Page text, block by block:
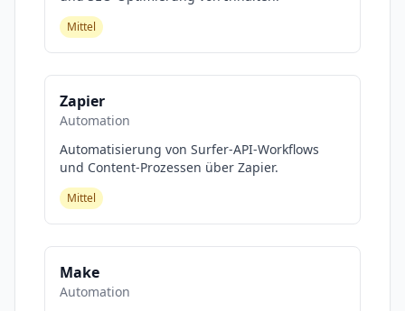
Mittel
Zapier
Automation
Automatisierung von Surfer-API-Workflows
und Content-Prozessen über Zapier.
Mittel
Make
Automation